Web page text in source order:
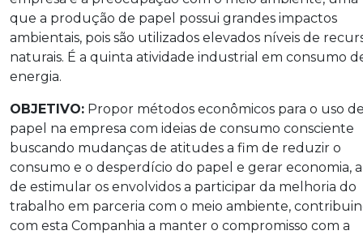
que a produção de papel possui grandes impactos
ambientais, pois são utilizados elevados níveis de
naturais. É a quinta atividade industrial em consumo
energia.
OBJETIVO: Propor métodos econômicos para o uso
papel na empresa com ideias de consumo consciente
buscando mudanças de atitudes a fim de reduzir o
consumo e o desperdício do papel e gerar economia,
de estimular os envolvidos a participar da melhoria do
trabalho em parceria com o meio ambiente,
com esta Companhia a manter o compromisso com a